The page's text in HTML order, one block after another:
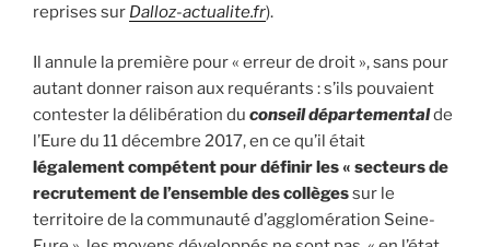
reprises sur Dalloz-actualite.fr).
Il annule la première pour « erreur de droit », sans pour
autant donner raison aux requérants : s’ils pouvaient
contester la délibération du conseil départementalde
l’Eure du 11 décembre 2017, en ce qu’il était
légalement compétent pour définir les « secteurs de
recrutement de l’ensemble des collègessur le
territoire de la communauté d’agglomération Seine-